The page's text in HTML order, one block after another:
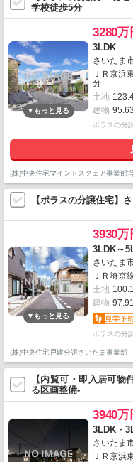
学校徒歩5分
3280万
3LDK
さいたま
ＪＲ京浜
分
土地
建物
ポラスの分
(株)中央住宅マインドスクェア事業部
【ポラスの分譲住宅】
3930万
3LDK～
さいたま
ＪＲ埼京
土地
建物
ポラスの分
(株)中央住宅戸建分譲さいたま事業部
【内覧可・即入居可物
る区画整備-
3940万
3LDK・
さいたま
ＪＲ京浜